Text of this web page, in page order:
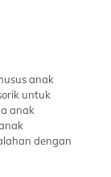
anak
untuk
anak
dengan